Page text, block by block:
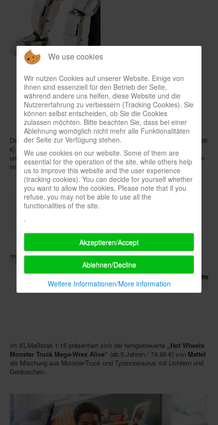
Die Modellbahn-Startpackung „Weihnachten“
(ab 6 Jahren / 149,99
€) vonMärklin Start up
schickt eine Lok sowie je einen Passagier-
und Güterwaggon im Weihnachtsdesign auf weiß glitzernde Schienen
im Schnee-Look.
Im XL-Maßstab 1:15 präsentiert sich der ferngesteuerte „Hot Wheels
Monster Truck Mega-Wrex Alive“ (ab 5 Jahren / 74,99 €) von Mattel
als Mischung aus Monster-Truck und Tyrannosaurus mit Lichtern und
Geräuschen.
We use cookies
Wir nutzen Cookies auf unserer Website. Einige von
ihnen sind essenziell für den Betrieb der Seite,
während andere uns helfen, diese Website und die
Nutzererfahrung zu verbessern (Tracking Cookies). Sie
können selbst entscheiden, ob Sie die Cookies
zulassen möchten. Bitte beachten Sie, dass bei einer
Ablehnung womöglich nicht mehr alle Funktionalitäten
der Seite zur Verfügung stehen.
We use cookies on our website. Some of them are
essential for the operation of the site, while others help
us to improve this website and the user experience
(tracking cookies). You can decide for yourself whether
you want to allow the cookies. Please note that if you
refuse, you may not be able to use all the
functionalities of the site.
.
Akzeptieren/Accept
Ablehnen/Decline
Weitere Informationen/More information